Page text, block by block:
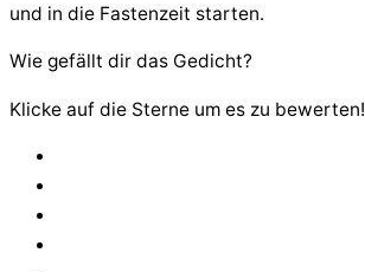
und in die Fastenzeit starten.
Wie gefällt dir das Gedicht?
Klicke auf die Sterne um es zu bewerten!